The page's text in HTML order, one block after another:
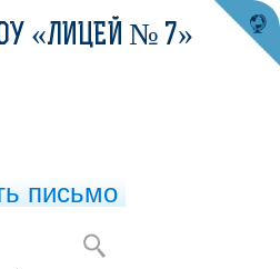
«ЛИЦЕЙ № 7»
письмо